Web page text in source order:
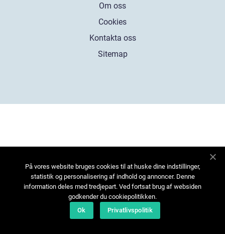
Om oss
Cookies
Kontakta oss
Sitemap
På vores website bruges cookies til at huske dine indstillinger,
statistik og personalisering af indhold og annoncer. Denne
information deles med tredjepart. Ved fortsat brug af websiden
godkender du cookiepolitikken.
Ok
Privatlivspolitik